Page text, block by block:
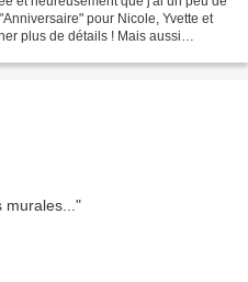
pour Nicole, Yvette et
plus de détails ! Mais aussi